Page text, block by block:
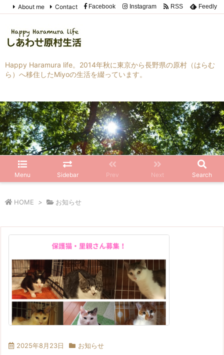
Happy Haramura life。2014年秋に東京から長野県の原村（はらむ
ら）へ移住したMiyoの生活を綴っています。
Menu Sidebar Prev Next Search
About me Contact Facebook Instagram RSS Feedly
HOME > お知らせ
2025年8月23日 お知らせ